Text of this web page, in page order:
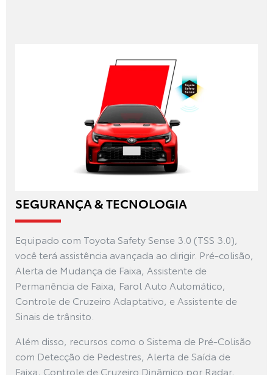
SEGURANÇA & TECNOLOGIA
Equipado com Toyota Safety Sense 3.0 (TSS 3.0),
você terá assistência avançada ao dirigir. Pré-colisão,
Alerta de Mudança de Faixa, Assistente de
Permanência de Faixa, Farol Auto Automático,
Controle de Cruzeiro Adaptativo, e Assistente de
Sinais de trânsito.
Além disso, recursos como o Sistema de Pré-Colisão
com Detecção de Pedestres, Alerta de Saída de
Faixa, Controle de Cruzeiro Dinâmico por Radar,